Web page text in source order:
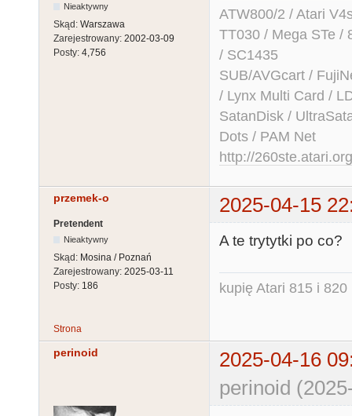
Nieaktywny
Skąd: Warszawa
Zarejestrowany: 2002-03-09
Posty: 4,756
ATW800/2 / Atari
TT030 / Mega STe /
/ SC1435
SUB/AVGcart /
/ Lynx Multi Card /
SatanDisk /
Dots / PAM Net
http://260ste.atari.org
przemek-o 2025-04-15
Pretendent
Nieaktywny
Skąd: Mosina / Poznań
Zarejestrowany: 2025-03-11
Posty: 186
A te trytytki po co?
kupię Atari 815 i 820
Strona
perinoid
2025-04-16
perinoid